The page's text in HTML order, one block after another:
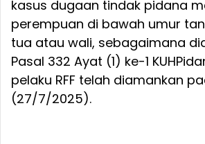
kasus dugaan tindak pidana
perempuan di bawah umur
tua atau wali, sebagaimana
Pasal 332 Ayat (1) ke-1
pelaku RFF telah diamankan
(27/7/2025).